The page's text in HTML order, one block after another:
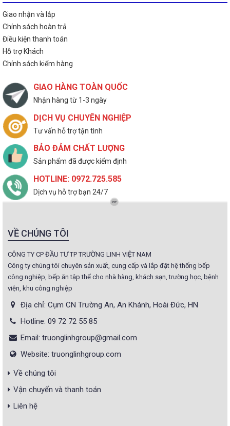
Giao nhận và lắp
Chính sách hoàn trả
Điều kiện thanh toán
Hỗ trợ Khách
Chính sách kiểm hàng
GIAO HÀNG TOÀN QUỐC
Nhận hàng từ 1-3 ngày
DỊCH VỤ CHUYÊN NGHIỆP
Tư vấn hỗ trợ tận tình
BẢO ĐẢM CHẤT LƯỢNG
Sản phẩm đã được kiểm định
HOTLINE: 0972.725.585
Dịch vụ hỗ trợ bạn 24/7
VỀ CHÚNG TÔI
CÔNG TY CP ĐẦU TƯ TP TRƯỜNG LINH VIỆT NAM
Công ty chúng tôi chuyên sản xuất, cung cấp và lắp đặt hệ thống bếp
công nghiệp, bếp ăn tập thể cho nhà hàng, khách sạn, trường học, bệnh
viện, khu công nghiệp
Địa chỉ: Cụm CN Trường An, An Khánh, Hoài Đức, HN
Hotline: 09 72 72 55 85
Email: truonglinhgroup@gmail.com
Website: truonglinhgroup.com
Về chúng tôi
Vận chuyển và thanh toán
Liên hệ